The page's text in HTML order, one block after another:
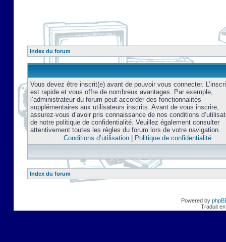
Index du forum
Vous devez être inscrit(e) avant de pouvoir vous connecter.
est rapide et vous offre de nombreux avantages. Par exemple,
l’administrateur du forum peut accorder des fonctionnalités
supplémentaires aux utilisateurs inscrits. Avant de vous inscrire,
assurez-vous d’avoir pris connaissance de nos conditions
de notre politique de confidentialité. Veuillez également consulter
attentivement toutes les règles du forum lors de votre navigation.
Conditions d’utilisation| Politique de confidentialité
Index du forum
Powered by
Traduit